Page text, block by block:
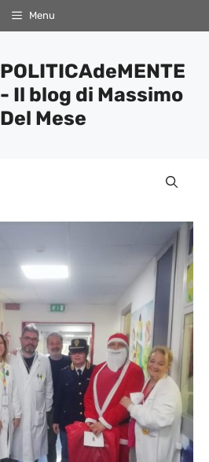
Menu
POLITICAdeMENTE
- Il blog di Massimo
Del Mese